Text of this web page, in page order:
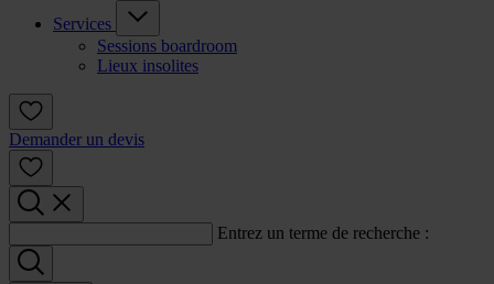
Services
Sessions boardroom
Lieux insolites
Demander un devis
Entrez un terme de recherche :